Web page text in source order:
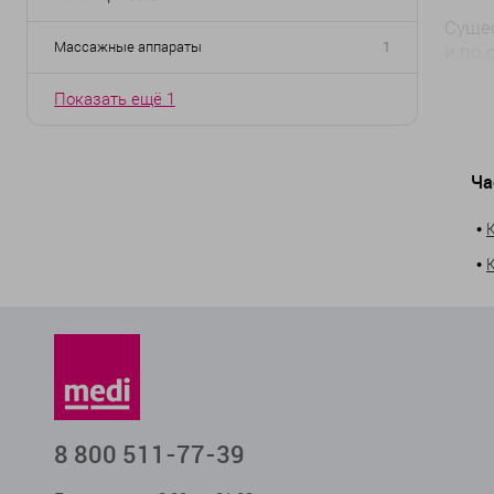
Массажные аппараты 1
Показать ещё 1
под
•
•
8 800 511-77-39